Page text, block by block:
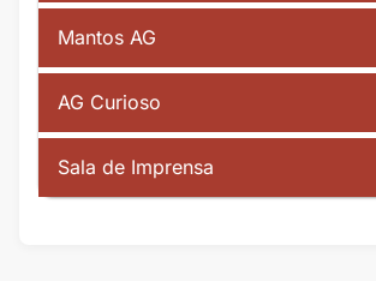
Mantos AG
AG Curioso
Sala de Imprensa